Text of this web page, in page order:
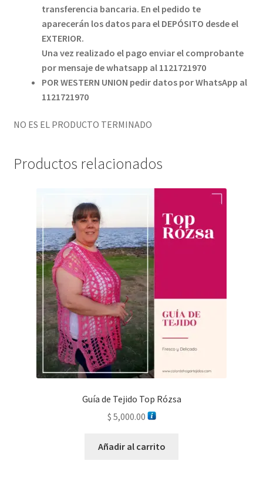
transferencia bancaria. En el pedido te
aparecerán los datos para el DEPÓSITO desde el
EXTERIOR.
Una vez realizado el pago enviar el comprobante
por mensaje de whatsapp al 1121721970
POR WESTERN UNION pedir datos por WhatsApp al
1121721970
NO ES EL PRODUCTO TERMINADO
Productos relacionados
Guía de Tejido Top Rózsa
$ 5,000.00
Añadir al carrito